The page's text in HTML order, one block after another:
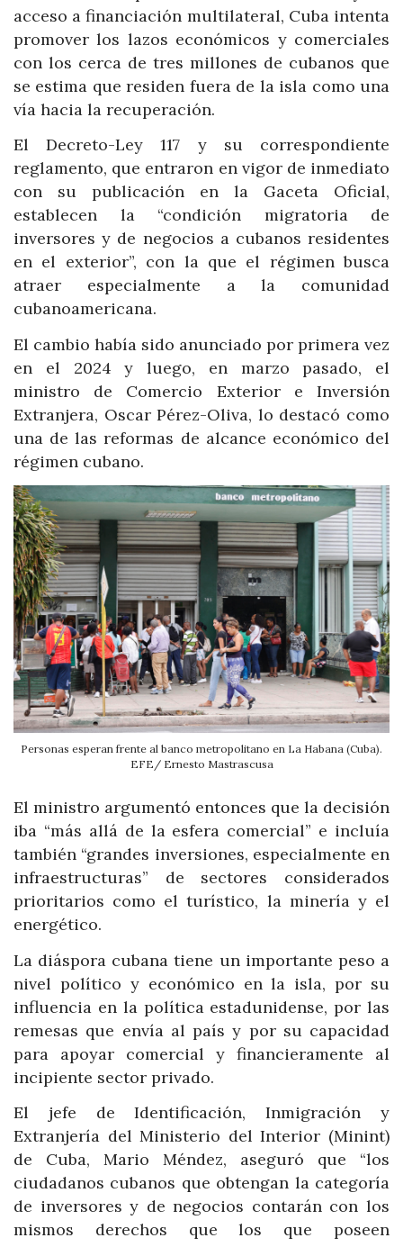
acceso a financiación multilateral, Cuba intenta
promover los lazos económicos y comerciales
con los cerca de tres millones de cubanos que
se estima que residen fuera de la isla como una
vía hacia la recuperación.
El Decreto-Ley 117 y su correspondiente
reglamento, que entraron en vigor de inmediato
con su publicación en la Gaceta Oficial,
establecen la “condición migratoria de
inversores y de negocios a cubanos residentes
en el exterior”, con la que el régimen busca
atraer especialmente a la comunidad
cubanoamericana.
El cambio había sido anunciado por primera vez
en el 2024 y luego, en marzo pasado, el
ministro de Comercio Exterior e Inversión
Extranjera, Oscar Pérez-Oliva, lo destacó como
una de las reformas de alcance económico del
régimen cubano.
Personas esperan frente al banco metropolitano en La Habana (Cuba).
EFE/ Ernesto Mastrascusa
El ministro argumentó entonces que la decisión
iba “más allá de la esfera comercial” e incluía
también “grandes inversiones, especialmente en
infraestructuras” de sectores considerados
prioritarios como el turístico, la minería y el
energético.
La diáspora cubana tiene un importante peso a
nivel político y económico en la isla, por su
influencia en la política estadunidense, por las
remesas que envía al país y por su capacidad
para apoyar comercial y financieramente al
incipiente sector privado.
El jefe de Identificación, Inmigración y
Extranjería del Ministerio del Interior (Minint)
de Cuba, Mario Méndez, aseguró que “los
ciudadanos cubanos que obtengan la categoría
de inversores y de negocios contarán con los
mismos derechos que los que poseen